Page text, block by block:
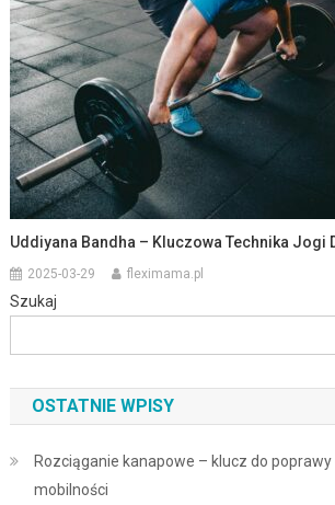
Uddiyana Bandha – Kluczowa Technika Jogi
2025-03-29 fleximama.pl
Szukaj
OSTATNIE WPISY
Rozciąganie kanapowe – klucz do
mobilności